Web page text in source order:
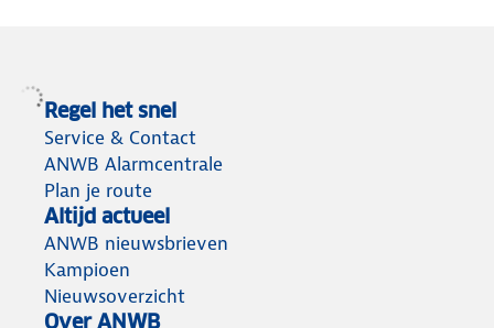
Regel het snel
Service & Contact
ANWB Alarmcentrale
Plan je route
Altijd actueel
ANWB nieuwsbrieven
Kampioen
Nieuwsoverzicht
Over ANWB